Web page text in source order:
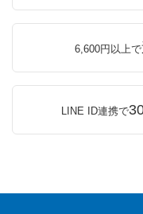
6,600円以上で
LINE ID連携で